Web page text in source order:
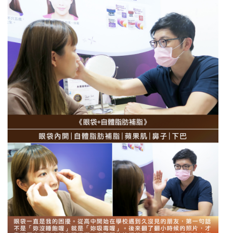
自體脂肪隆乳
墊下巴
精雕抽脂
自體脂肪補脂
超能電漿
果凍隆乳
法令紋
Motiva魔滴隆乳
醫美微整
靚顏美體
減重門診